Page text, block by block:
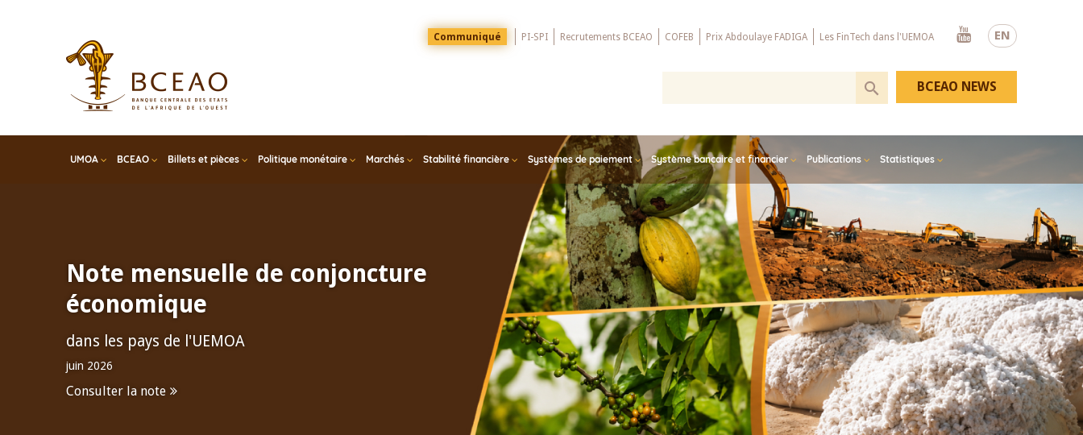
EN
Menu
Top
Communiqué PI-SPI Recrutements BCEAO COFEB Prix Abdoulaye FADIGA Les FinTech dans l'UEMOA
Youtube
UMOA BCEAO Billets et pièces Politique monétaire Marchés Stabilité financière Systèmes de paiement Système bancaire et financier Publications Statistiques
BCEAO NEWS
Note mensuelle de conjoncture
économique
dans les pays de l'UEMOA
juin 2026
Consulter la note